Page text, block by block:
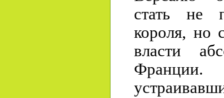
стать не
короля, но
власти